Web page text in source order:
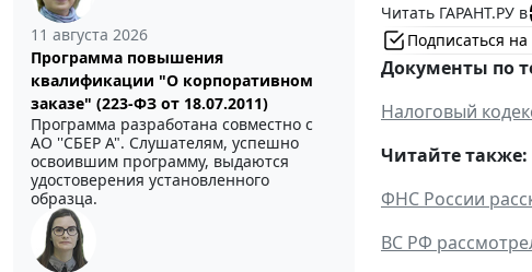
11 августа 2026
Программа повышения
квалификации "О корпоративном
заказе" (223-ФЗ от 18.07.2011)
Программа разработана совместно с
АО ''СБЕР А". Слушателям, успешно
освоившим программу, выдаются
удостоверения установленного
образца.
Читать ГАРАНТ.РУ в
Подписаться
Документы по
Налоговый
Читайте также:
ФНС России
ВС РФ